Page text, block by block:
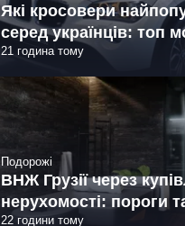
Які кросовери
серед українців: топ
21 година тому
Подорожі
ВНЖ Грузії через
нерухомості: пороги
22 години тому